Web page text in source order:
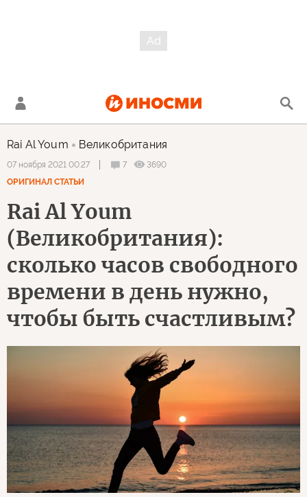
Rai Al Youm Великобритания
07 ноября 2021 00:27 7
3690
ОРИГИНАЛ СТАТЬИ
Rai Al Youm
(Великобритания):
сколько часов свободного
времени в день нужно,
чтобы быть счастливым?